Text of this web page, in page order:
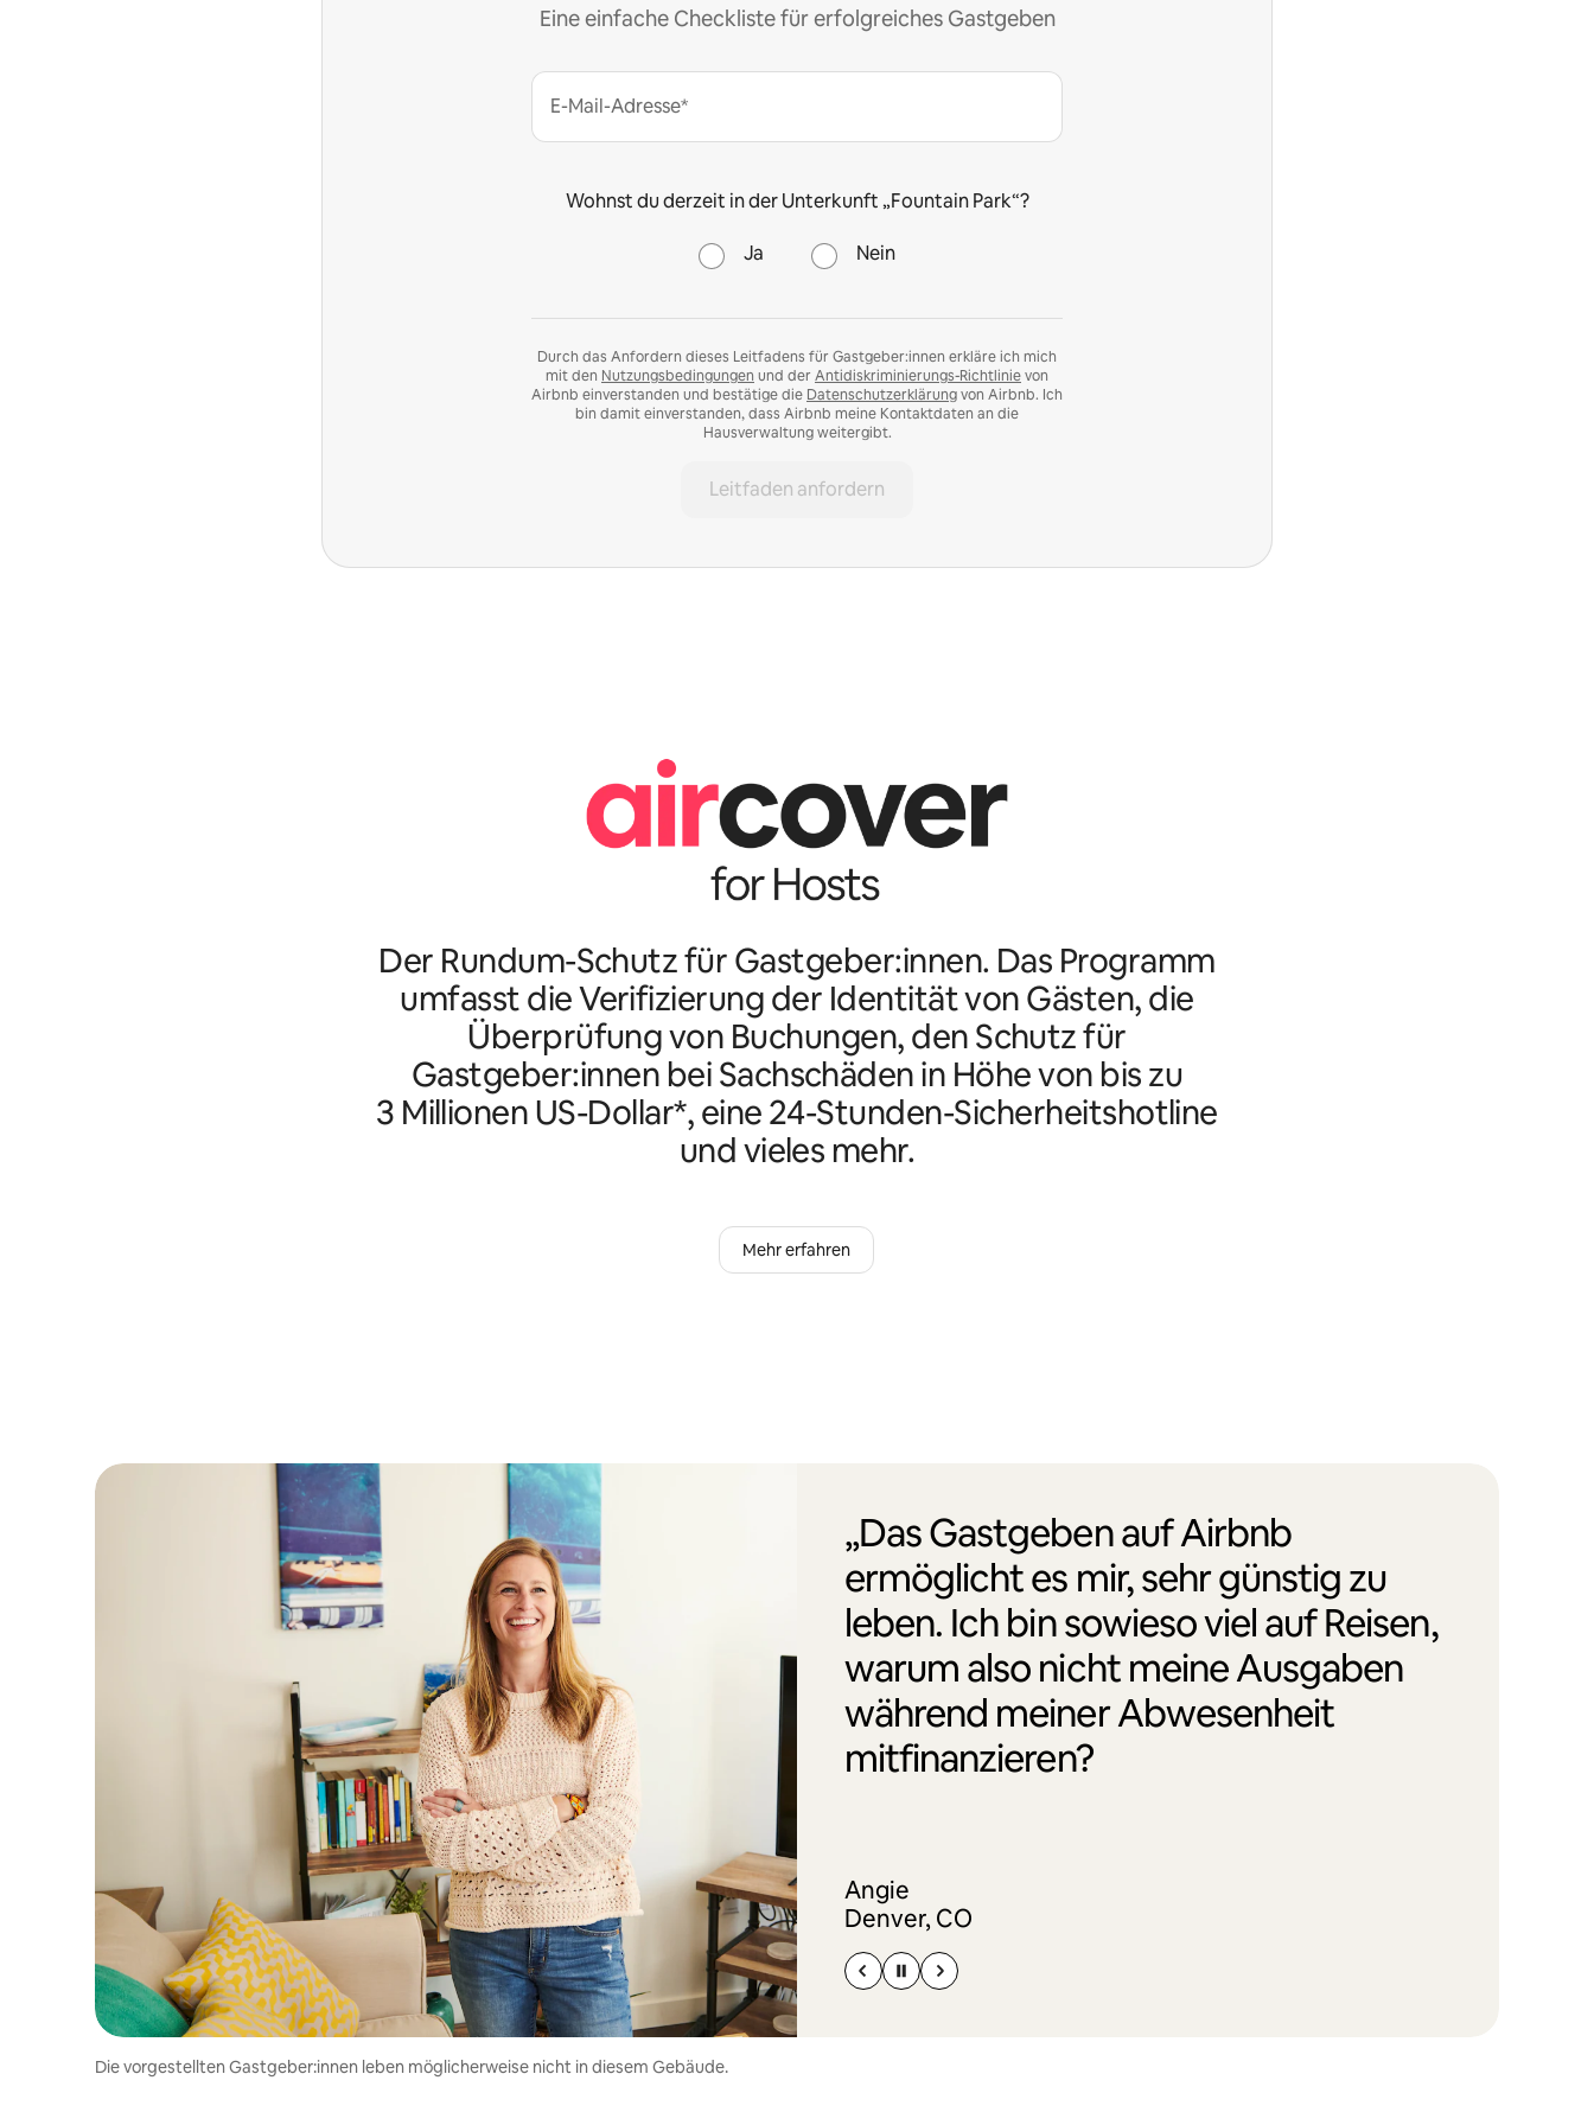
Eine einfache Checkliste für erfolgreiches Gastgeben
E-Mail-Adresse*
Wohnst du derzeit in der Unterkunft „Fountain Park“?
Ja Nein
Durch das Anfordern dieses Leitfadens für Gastgeber:innen erkläre ich mich
mit den Nutzungsbedingungen und der Antidiskriminierungs-Richtlinievon
Airbnb einverstanden und bestätige die Datenschutzerklärungvon Airbnb. Ich
bin damit einverstanden, dass Airbnb meine Kontaktdaten an die
Hausverwaltung weitergibt.
Leitfaden anfordern
Der Rundum-Schutz für Gastgeber:innen. Das Programm
umfasst die Verifizierung der Identität von Gästen, die
Überprüfung von Buchungen, den Schutz für
Gastgeber:innen bei Sachschäden in Höhe von bis zu
3 Millionen US-Dollar*, eine 24-Stunden-Sicherheitshotline
und vieles mehr.
Mehr erfahren
„Das Gastgeben auf Airbnb
ermöglicht es mir, sehr günstig zu
leben. Ich bin sowieso viel auf Reisen,
warum also nicht meine Ausgaben
während meiner Abwesenheit
mitfinanzieren?
Angie
Denver, CO
Die vorgestellten Gastgeber:innen leben möglicherweise nicht in diesem Gebäude.